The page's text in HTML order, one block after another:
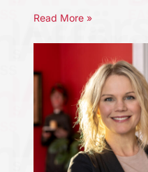
Read More »